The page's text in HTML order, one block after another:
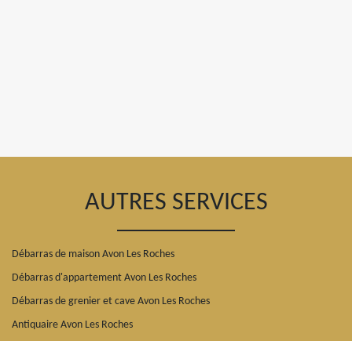
AUTRES SERVICES
Débarras de maison Avon Les Roches
Débarras d'appartement Avon Les Roches
Débarras de grenier et cave Avon Les Roches
Antiquaire Avon Les Roches